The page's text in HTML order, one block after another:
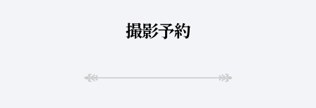
撮影予約